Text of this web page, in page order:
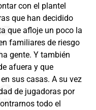
con el plantel
que han decidido
que afloje un poco la
familiares de riesgo
gente. Y también
afuera y que
sus casas. A su vez
de jugadoras por
todo el